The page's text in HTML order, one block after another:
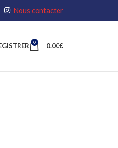
Nous contacter
0 0.00€